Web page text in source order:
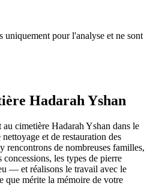
uniquement pour l'analyse et ne sont
Hadarah Yshan
cimetière Hadarah Yshan dans le
et de restauration des
rencontrons de nombreuses familles,
les types de pierre
— et réalisons le travail avec le
que mérite la mémoire de votre